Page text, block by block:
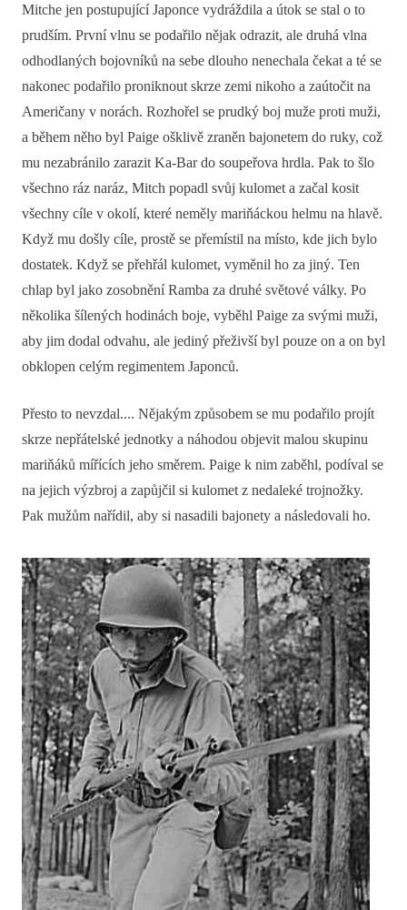
Mitche jen postupující Japonce vydráždila a útok se stal o to
prudším. První vlnu se podařilo nějak odrazit, ale druhá vlna
odhodlaných bojovníků na sebe dlouho nenechala čekat a té se
nakonec podařilo proniknout skrze zemi nikoho a zaútočit na
Američany v norách. Rozhořel se prudký boj muže proti muži,
a během něho byl Paige ošklivě zraněn bajonetem do ruky, což
mu nezabránilo zarazit Ka-Bar do soupeřova hrdla. Pak to šlo
všechno ráz naráz, Mitch popadl svůj kulomet a začal kosit
všechny cíle v okolí, které neměly mariňáckou helmu na hlavě.
Když mu došly cíle, prostě se přemístil na místo, kde jich bylo
dostatek. Když se přehřál kulomet, vyměnil ho za jiný. Ten
chlap byl jako zosobnění Ramba za druhé světové války. Po
několika šílených hodinách boje, vyběhl Paige za svými muži,
aby jim dodal odvahu, ale jediný přeživší byl pouze on a on byl
obklopen celým regimentem Japonců.
Přesto to nevzdal.... Nějakým způsobem se mu podařilo projít
skrze nepřátelské jednotky a náhodou objevit malou skupinu
mariňáků mířících jeho směrem. Paige k nim zaběhl, podíval se
na jejich výzbroj a zapůjčil si kulomet z nedaleké trojnožky.
Pak mužům nařídil, aby si nasadili bajonety a následovali ho.